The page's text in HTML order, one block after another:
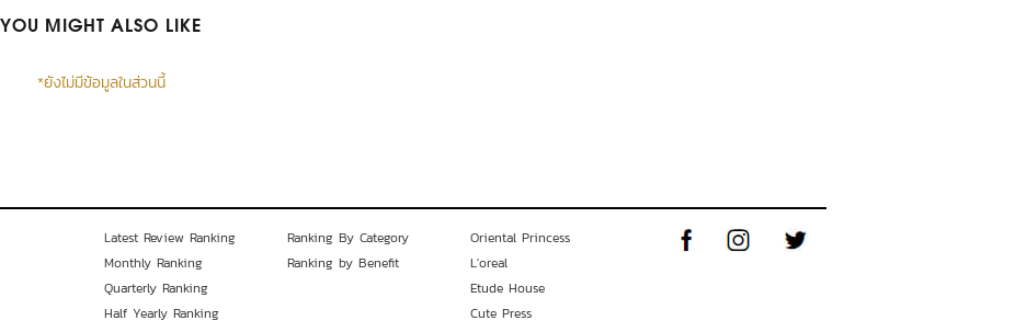
YOU MIGHT ALSO LIKE
*ยังไม่มีข้อมูลในส่วนนี้
Latest Review Ranking
Monthly Ranking
Quarterly Ranking
Half Yearly Ranking
Ranking By Category
Ranking by Benefit
Oriental Princess
L'oreal
Etude House
Cute Press